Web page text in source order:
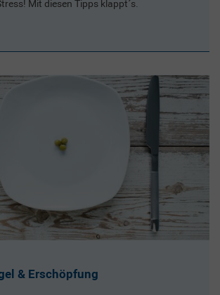
Mit diesen Tipps klappt´s.
& Erschöpfung